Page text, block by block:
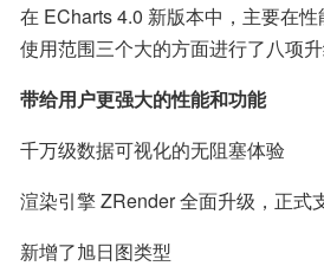
在 ECharts 4.0 新版本中，主要在
使用范围三个大的方面进行了八项升
带给用户更强大的性能和功能
千万级数据可视化的无阻塞体验
渲染引擎 ZRender 全面升级，正式
新增了旭日图类型